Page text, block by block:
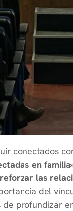
conectados
en
las
del
profundizar